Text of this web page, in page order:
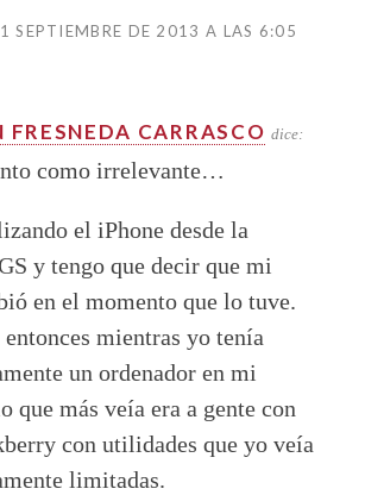
SEPTIEMBRE DE 2013 A LAS 6:05
FRESNEDA CARRASCO dice:
como irrelevante…
el iPhone desde la
y tengo que decir que mi
en el momento que lo tuve.
mientras yo tenía
un ordenador en mi
que más veía era a gente con
con utilidades que yo veía
limitadas.